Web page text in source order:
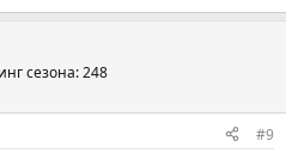
сезона: 248
#9